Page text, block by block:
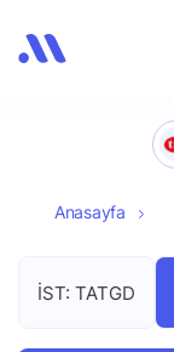
Anasayfa
İST: TATGD